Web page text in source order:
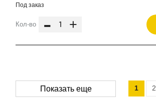
Под заказ
Кол-во - +
Показать еще 1 2